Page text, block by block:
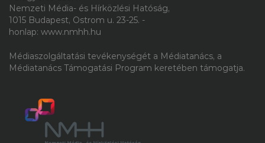
2026.08.07. 12:00
mikor perdülünk táncra
Nemzeti Média- és Hírközlési Hatóság,
1015 Budapest, Ostrom u. 23-25. -
honlap: www.nmhh.hu
Médiaszolgáltatási tevékenységét a Médiatanács, a
Médiatanács Támogatási Program keretében támogatja.